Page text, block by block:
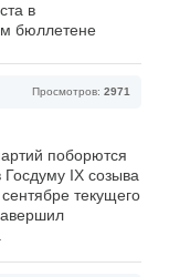
в
бюллетене
Просмотров: 2971
поборются
IX созыва
текущего